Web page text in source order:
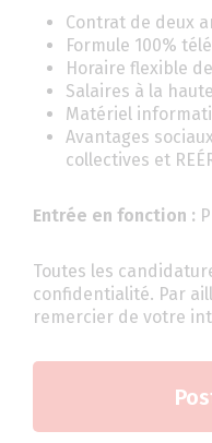
Contrat de deux
Formule 100%
Horaire flexible
Salaires à la
Matériel
Avantages
collectives et
Entrée en fonction :
Toutes les
confidentialité. Par
remercier de votre